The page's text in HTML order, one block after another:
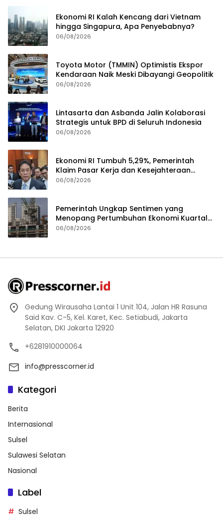
Ekonomi RI Kalah Kencang dari Vietnam
hingga Singapura, Apa Penyebabnya?
06/08/2026
Toyota Motor (TMMIN) Optimistis Ekspor
Kendaraan Naik Meski Dibayangi Geopolitik
06/08/2026
Lintasarta dan Asbanda Jalin Kolaborasi
Strategis untuk BPD di Seluruh Indonesia
06/08/2026
Ekonomi RI Tumbuh 5,29%, Pemerintah
Klaim Pasar Kerja dan Kesejahteraan
Membaik
06/08/2026
Pemerintah Ungkap Sentimen yang
Menopang Pertumbuhan Ekonomi Kuartal
II-2026
06/08/2026
Gedung Wirausaha Lantai 1 Unit 104, Jalan HR Rasuna
Said Kav. C-5, Kel. Karet, Kec. Setiabudi, Jakarta
Selatan, DKI Jakarta 12920
+6281910000064
info@presscorner.id
Kategori
Berita
Internasional
Sulsel
Sulawesi Selatan
Nasional
Label
Sulsel